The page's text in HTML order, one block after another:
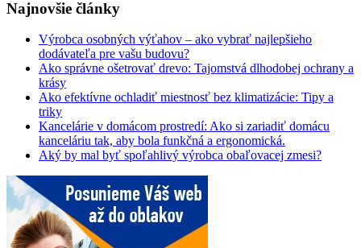
Najnovšie články
Výrobca osobných výťahov – ako vybrať najlepšieho
dodávateľa pre vašu budovu?
Ako správne ošetrovať drevo: Tajomstvá dlhodobej ochrany a
krásy
Ako efektívne ochladiť miestnosť bez klimatizácie: Tipy a
triky
Kancelárie v domácom prostredí: Ako si zariadiť domácu
kanceláriu tak, aby bola funkčná a ergonomická.
Aký by mal byť spoľahlivý výrobca obaľovacej zmesi?